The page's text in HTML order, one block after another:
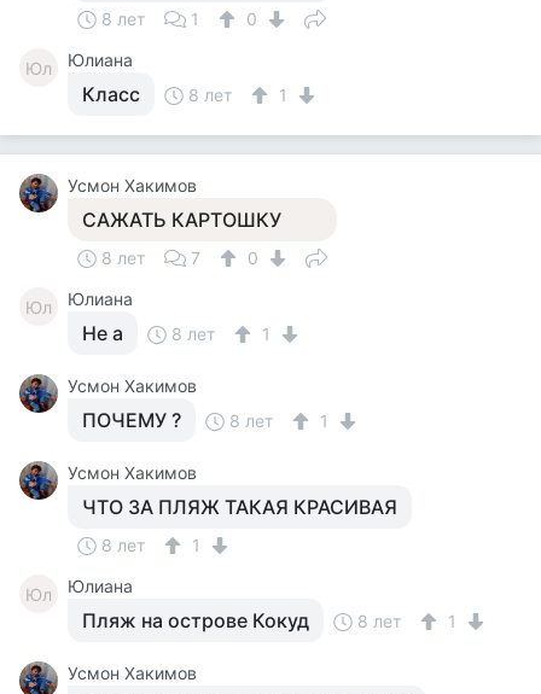
8 лет 1 0
Юл Юлиана
Класс 8 лет 1
Усмон Хакимов
САЖАТЬ КАРТОШКУ
8 лет 7 0
Юл Юлиана
Не а 8 лет 1
Усмон Хакимов
ПОЧЕМУ ? 8 лет 1
Усмон Хакимов
ЧТО ЗА ПЛЯЖ ТАКАЯ КРАСИВАЯ
8 лет 1
Юл Юлиана
Пляж на острове Кокуд 8 лет 1
Усмон Хакимов